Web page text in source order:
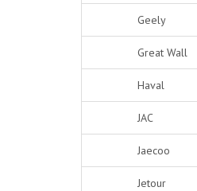
Geely
Great Wall
Haval
JAC
Jaecoo
Jetour